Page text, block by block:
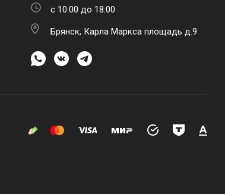
с 10:00 до 18:00
Брянск, Карла Маркса площадь д.9